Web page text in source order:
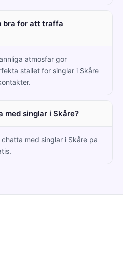
bra for att traffa
atmosfar gor
stallet for singlar i Skåre
singlar i Skåre?
med singlar i Skåre pa